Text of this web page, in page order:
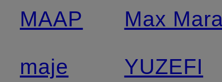
MAAP
maje
Max
YUZEFI